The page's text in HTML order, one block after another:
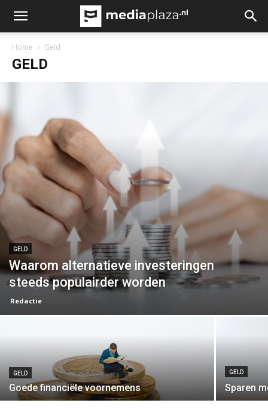
Home Geld
GELD
GELD
Waarom alternatieve investeringen
steeds populairder worden
Redactie
GELD
Goede financiële voornemens
GELD
Sparen